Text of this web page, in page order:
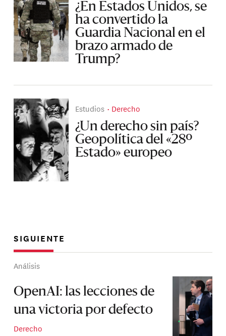
¿En Estados Unidos, se
ha convertido la
Guardia Nacional en el
brazo armado de
Trump?
Estudios Derecho
¿Un derecho sin país?
Geopolítica del «28º
Estado» europeo
SIGUIENTE
Análisis
OpenAI: las lecciones de
una victoria por defecto
Derecho